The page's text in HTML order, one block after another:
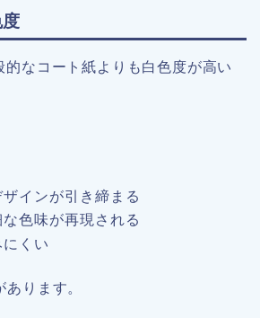
的なコート紙よりも白色度が高い
インが引き締まる
色味が再現される
くい
ります。